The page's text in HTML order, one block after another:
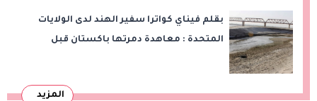
بقلم فيناي كواترا سفير الهند لدى الولايات
المتحدة : معاهدة دمرتها باكستان قبل
المزيد